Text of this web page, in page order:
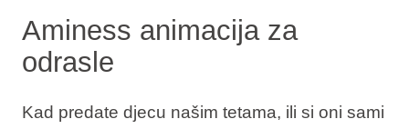
Aminess animacija za
odrasle
Kad predate djecu našim tetama, ili si oni sami